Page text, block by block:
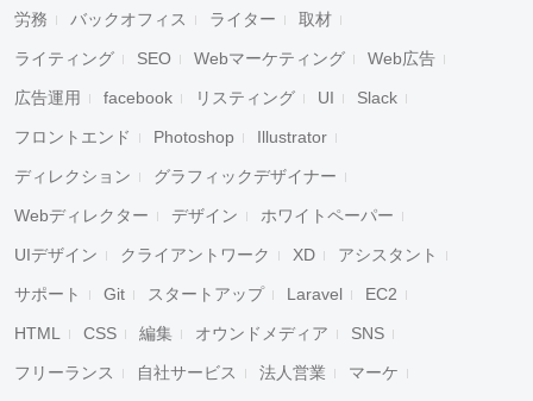
労務 バックオフィス ライター 取材
ライティング SEO Webマーケティング Web広告
広告運用 facebook リスティング UI Slack
フロントエンド Photoshop Illustrator
ディレクション グラフィックデザイナー
Webディレクター デザイン ホワイトペーパー
UIデザイン クライアントワーク XD アシスタント
サポート Git スタートアップ Laravel EC2
HTML CSS 編集 オウンドメディア SNS
フリーランス 自社サービス 法人営業 マーケ